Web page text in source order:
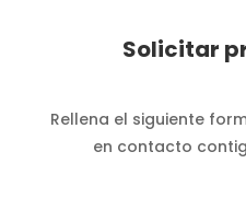
Solicitar
Rellena el siguiente
en contacto